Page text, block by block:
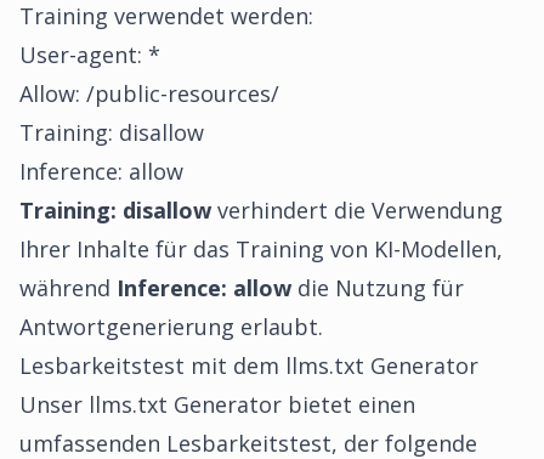
Training verwendet werden:
User-agent: *
Allow: /public-resources/
Training: disallow
Inference: allow
Training: disallow verhindert die Verwendung
Ihrer Inhalte für das Training von KI-Modellen,
während Inference: allow die Nutzung für
Antwortgenerierung erlaubt.
Lesbarkeitstest mit dem llms.txt Generator
Unser llms.txt Generator bietet einen
umfassenden Lesbarkeitstest, der folgende